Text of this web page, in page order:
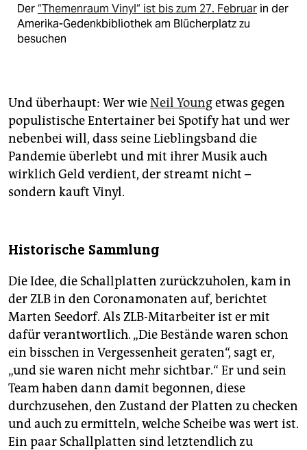
Der“Themenraum Vinyl“ ist bis zum 27. Februar in der
Amerika-Gedenkbibliothek am Blücherplatz zu
besuchen
Und überhaupt: Wer wieNeil Youngetwas gegen
populistische Entertainer bei Spotify hat und wer
nebenbei will, dass seine Lieblingsband die
Pandemie überlebt und mit ihrer Musik auch
wirklich Geld verdient, der streamt nicht –
sondern kauft Vinyl.
Historische Sammlung
Die Idee, die Schallplatten zurückzuholen, kam in
der ZLB in den Coronamonaten auf, berichtet
Marten Seedorf. Als ZLB-Mitarbeiter ist er mit
dafür verantwortlich. „Die Bestände waren schon
ein bisschen in Vergessenheit geraten“, sagt er,
„und sie waren nicht mehr sichtbar.“ Er und sein
Team haben dann damit begonnen, diese
durchzusehen, den Zustand der Platten zu checken
und auch zu ermitteln, welche Scheibe was wert ist.
Ein paar Schallplatten sind letztendlich zu